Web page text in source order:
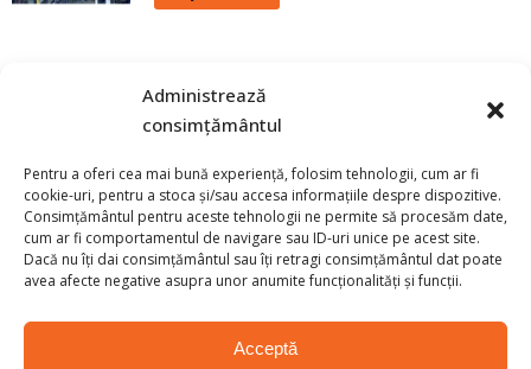
Administrează
consimțământul
Pentru a oferi cea mai bună experiență, folosim tehnologii, cum ar fi
cookie-uri, pentru a stoca și/sau accesa informațiile despre dispozitive.
Consimțământul pentru aceste tehnologii ne permite să procesăm date,
cum ar fi comportamentul de navigare sau ID-uri unice pe acest site.
Dacă nu îți dai consimțământul sau îți retragi consimțământul dat poate
avea afecte negative asupra unor anumite funcționalități și funcții.
Acceptă
Self-Closing Wwing Gate